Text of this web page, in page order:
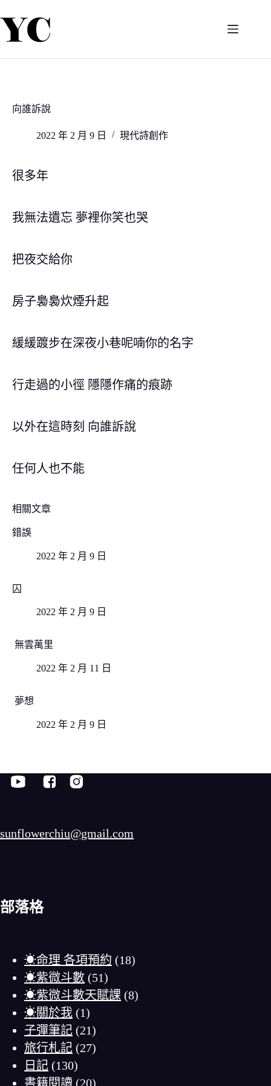
至
向誰訴說
2022 年 2 月 9 日 現代詩創作
很多年
我無法遺忘 夢裡你笑也哭
把夜交給你
房子裊裊炊煙升起
緩緩踱步在深夜小巷呢喃你的名字
行走過的小徑 隱隱作痛的痕跡
以外在這時刻 向誰訴說
任何人也不能
相關文章
錯誤
2022 年 2 月 9 日
囚
2022 年 2 月 9 日
無雲萬里
2022 年 2 月 11 日
夢想
2022 年 2 月 9 日
sunflowerchiu@gmail.com
部落格
☀命理 各項預約 (18)
☀紫微斗數 (51)
☀紫微斗數天賦課 (8)
☀關於我 (1)
子彈筆記 (21)
旅行札記 (27)
日記 (130)
書籍閱讀 (20)